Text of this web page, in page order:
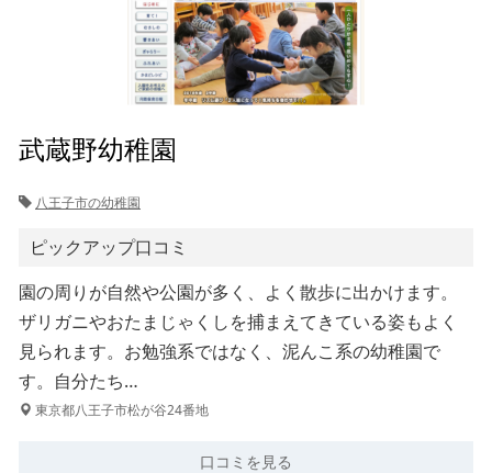
武蔵野幼稚園
八王子市の幼稚園
ピックアップ口コミ
園の周りが自然や公園が多く、よく散歩に出かけます。
ザリガニやおたまじゃくしを捕まえてきている姿もよく
見られます。お勉強系ではなく、泥んこ系の幼稚園で
す。自分たち…
東京都八王子市松が谷24番地
口コミを見る